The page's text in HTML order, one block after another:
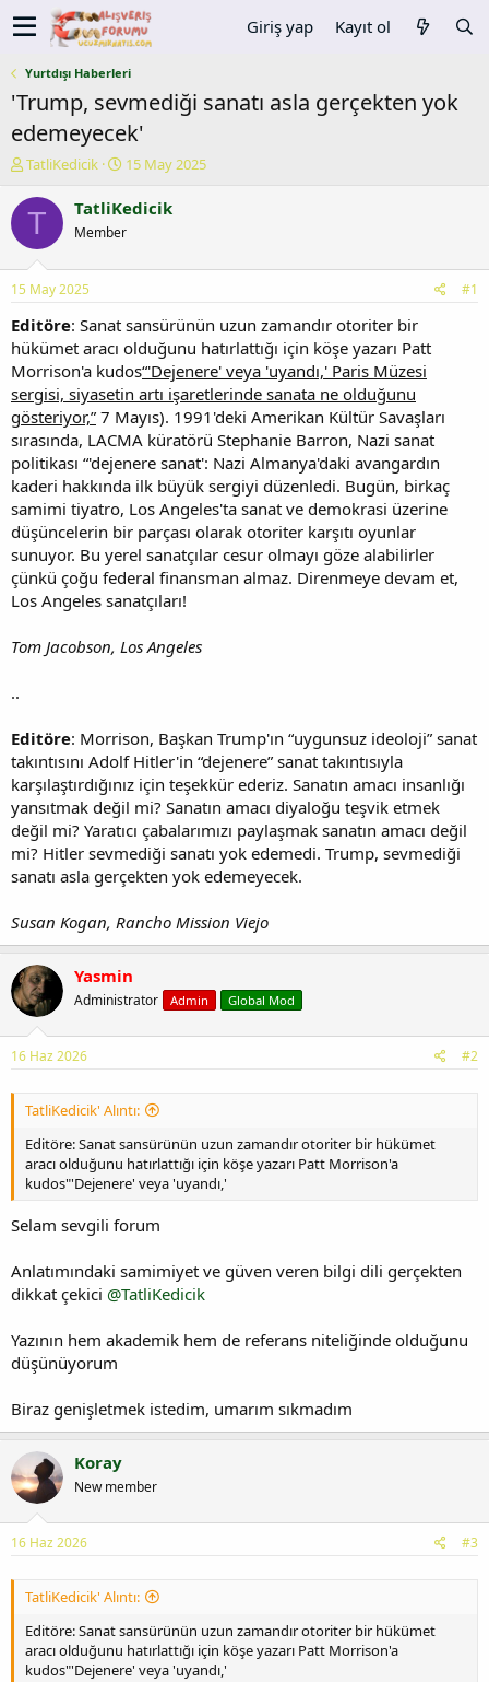
Giriş yap Kayıt ol
Yurtdışı Haberleri
'Trump, sevmediği sanatı asla gerçekten yok
edemeyecek'
K
n
y
b
a
ş
l
a
t
a
n
TatliKedicik
B
ş
ç
a
r
i
h
i
15 May 2025
T TatliKedicik
Member
15 May 2025 #1
Editöre: Sanat sansürünün uzun zamandır otoriter bir
hükümet aracı olduğunu hatırlattığı için köşe yazarı Patt
Morrison'a kudos“'Dejenere' veya 'uyandı,' Paris Müzesi
sergisi, siyasetin artı işaretlerinde sanata ne olduğunu
gösteriyor,” 7 Mayıs). 1991'deki Amerikan Kültür Savaşları
sırasında, LACMA küratörü Stephanie Barron, Nazi sanat
politikası “'dejenere sanat': Nazi Almanya'daki avangardın
kaderi hakkında ilk büyük sergiyi düzenledi. Bugün, birkaç
samimi tiyatro, Los Angeles'ta sanat ve demokrasi üzerine
düşüncelerin bir parçası olarak otoriter karşıtı oyunlar
sunuyor. Bu yerel sanatçılar cesur olmayı göze alabilirler
çünkü çoğu federal finansman almaz. Direnmeye devam et,
Los Angeles sanatçıları!
Tom Jacobson, Los Angeles
..
Editöre: Morrison, Başkan Trump'ın “uygunsuz ideoloji” sanat
takıntısını Adolf Hitler'in “dejenere” sanat takıntısıyla
karşılaştırdığınız için teşekkür ederiz. Sanatın amacı insanlığı
yansıtmak değil mi? Sanatın amacı diyaloğu teşvik etmek
değil mi? Yaratıcı çabalarımızı paylaşmak sanatın amacı değil
mi? Hitler sevmediği sanatı yok edemedi. Trump, sevmediği
sanatı asla gerçekten yok edemeyecek.
Susan Kogan, Rancho Mission Viejo
Yasmin
Administrator Admin Global Mod
16 Haz 2026 #2
TatliKedicik' Alıntı:
Editöre: Sanat sansürünün uzun zamandır otoriter bir hükümet
aracı olduğunu hatırlattığı için köşe yazarı Patt Morrison'a
kudos"'Dejenere' veya 'uyandı,'
Selam sevgili forum
Anlatımındaki samimiyet ve güven veren bilgi dili gerçekten
dikkat çekici @TatliKedicik
Yazının hem akademik hem de referans niteliğinde olduğunu
düşünüyorum
Biraz genişletmek istedim, umarım sıkmadım
Koray
New member
16 Haz 2026 #3
TatliKedicik' Alıntı:
Editöre: Sanat sansürünün uzun zamandır otoriter bir hükümet
aracı olduğunu hatırlattığı için köşe yazarı Patt Morrison'a
kudos"'Dejenere' veya 'uyandı,'